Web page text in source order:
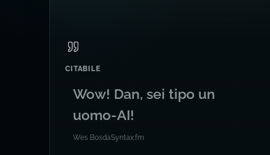
CITABILE
Wow! Dan, sei tipo un
uomo-AI!
Wes BosdaSyntax.fm